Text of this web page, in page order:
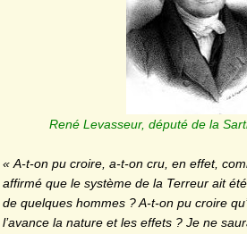
René Levasseur, député de la
« A-t-on pu croire, a-t-on cru, en effet,
affirmé que le système de la Terreur ait
de quelques hommes ? A-t-on pu croire
l’avance la nature et les effets ? Je ne